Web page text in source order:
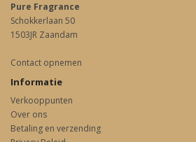
Pure Fragrance
Schokkerlaan 50
1503JR Zaandam
Contact opnemen
Informatie
Verkooppunten
Over ons
Betaling en verzending